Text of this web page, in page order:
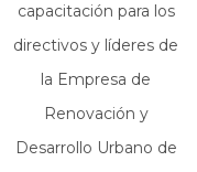
capacitación para los
directivos y líderes de
la Empresa de
Renovación y
Desarrollo Urbano de